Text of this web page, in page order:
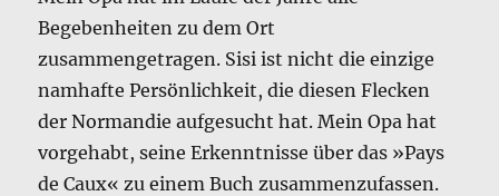
Begebenheiten zu dem Ort
zusammengetragen. Sisi ist nicht die einzige
namhafte Persönlichkeit, die diesen Flecken
der Normandie aufgesucht hat. Mein Opa hat
vorgehabt, seine Erkenntnisse über das »Pays
de Caux« zu einem Buch zusammenzufassen.